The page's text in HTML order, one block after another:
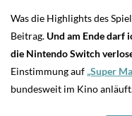
Was die Highlights des
Beitrag.Und am Ende darf
die Nintendo Switch
Einstimmung auf „Super
bundesweit im Kino